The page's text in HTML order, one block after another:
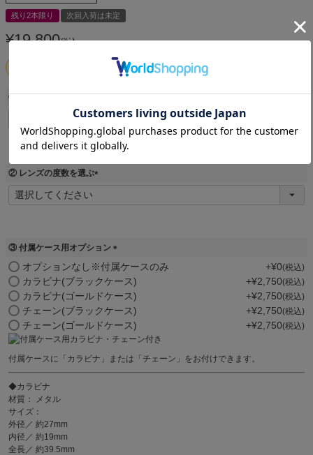
残り2本限り 次回入荷は未定
¥19,800税込
在庫残りわずか！購入のチャンスをお見逃しなく
① レンズの種類を選ぶ
(
須
)
② レンズの度数を選ぶ
(
③ 付属ケース用オプション
(
オプションなし※付属ケースのみ +¥0 税込
カラビナ(ブラックケース) +¥2,750 税込
カラビナ(ゴールドケース) +¥2,750 税込
チェーン(ブラックケース) +¥2,750 税込
チェーン(ゴールドケース) +¥2,750 税込
付属ケースに「カラビナ」または「チェーン」をお付けできます。
◆カラビナ
材質： メタル
サイズ：
外径／ 約27mm
内径／ 約19mm
全長／ 約39.5mm